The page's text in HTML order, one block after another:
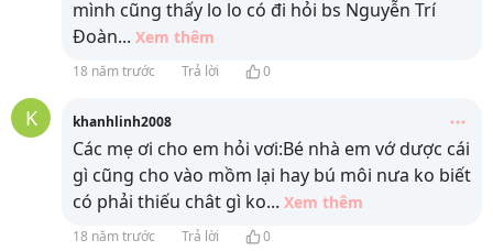
mình cũng thấy lo lo có đi hỏi bs Nguyễn Trí
Đoàn... Xem thêm
18 năm trước Trả lời 0
K khanhlinh2008
Các mẹ ơi cho em hỏi vơi:Bé nhà em vớ dược cái
gì cũng cho vào mồm lại hay bú môi nưa ko biết
có phải thiếu chât gì ko... Xem thêm
18 năm trước Trả lời 0